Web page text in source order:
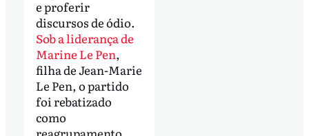
e proferir
discursos de ódio.
Sob a liderança de
Marine Le Pen,
filha de Jean-Marie
Le Pen, o partido
foi rebatizado
como